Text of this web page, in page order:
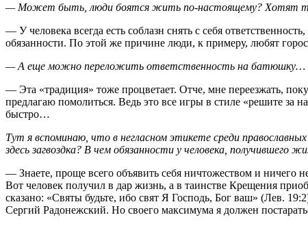
— Может быть, люди боятся жить по-настоящему? Хотят
— У человека всегда есть соблазн снять с себя
обязанности. По этой же причине люди, к примеру, любят
— А еще можно переложить ответственность на батюшку…
— Эта «традиция» тоже процветает. Отче, мне переезжать,
предлагаю помолиться. Ведь это все игры в стиле «решите за
быстро…
Тут я вспоминаю, что в негласном этикете среди
здесь загвоздка? В чем обязанности у человека, получившего
— Знаете, проще всего объявить себя ничтожеством и
Вот человек получил в дар жизнь, а в таинстве Крещения
сказано: «Святы будьте, ибо свят Я Господь, Бог ваш» (Лев.
Сергий Радонежский. Но своего максимума я должен